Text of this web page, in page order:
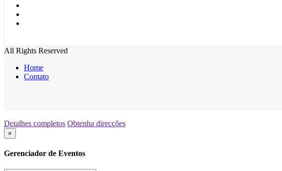
All Rights Reserved
Home
Contato
Detalhes completos Obtenha direcções
×
Gerenciador de Eventos